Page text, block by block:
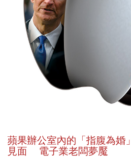
蘋果辦公室內的「指腹為
見面 電子業老闆夢魘